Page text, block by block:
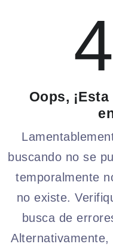
Oops,
buscando no se
temporalmente
no existe.
busca de
Alternativamente,